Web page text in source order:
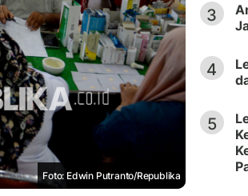
Foto: Edwin Putranto/Republika
3
4
5